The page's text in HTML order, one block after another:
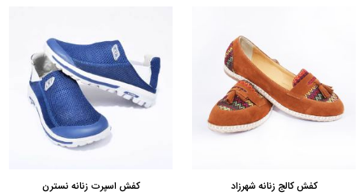
کفش کالج زنانه شهرزاد کفش اسپرت زنانه نسترن